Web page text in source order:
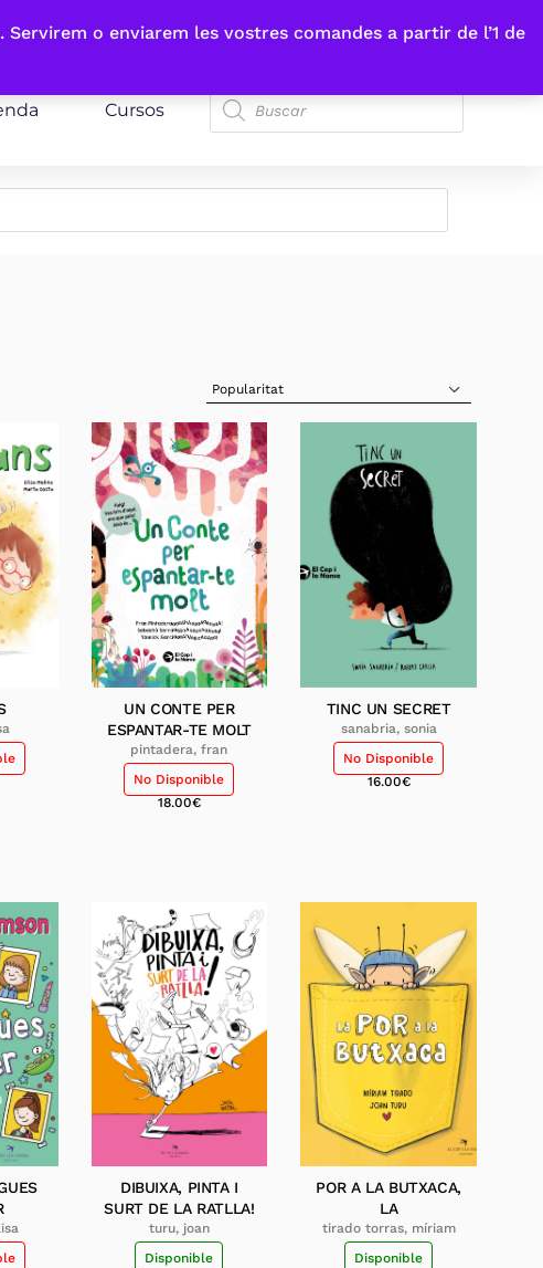
o enviarem les vostres comandes a partir de l’1 de
Cursos
Sort Products
UN CONTE PER
ESPANTAR-TE MOLT
pintadera, fran
No Disponible
18.00€
TINC UN SECRET
sanabria, sonia
No Disponible
16.00€
DIBUIXA, PINTA I
SURT DE LA RATLLA!
turu, joan
Disponible
POR A LA BUTXACA,
LA
tirado torras, míriam
Disponible